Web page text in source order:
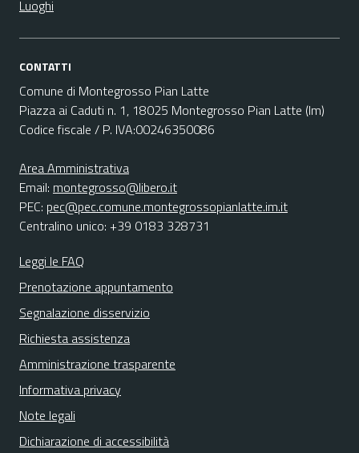
Luoghi
CONTATTI
Comune di Montegrosso Pian Latte
Piazza ai Caduti n. 1, 18025 Montegrosso Pian Latte (Im)
Codice fiscale / P. IVA:00246350086
Area Amministrativa
Email: montegrosso@libero.it
PEC: pec@pec.comune.montegrossopianlatte.im.it
Centralino unico: +39 0183 328731
Leggi le FAQ
Prenotazione appuntamento
Segnalazione disservizio
Richiesta assistenza
Amministrazione trasparente
Informativa privacy
Note legali
Dichiarazione di accessibilità